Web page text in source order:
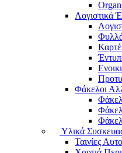
Λογιστικά
Φάκελοι
Υλικά
Ταινίες